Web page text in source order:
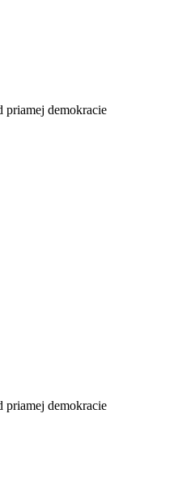
priamej demokracie
priamej demokracie